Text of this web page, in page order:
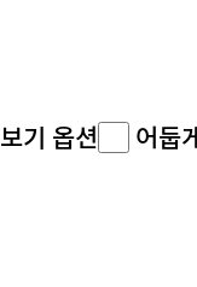
보기 옵션 어둡게